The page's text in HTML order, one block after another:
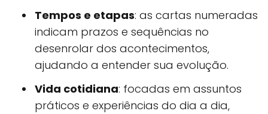
Tempos e etapas: as cartas numeradas
indicam prazos e sequências no
desenrolar dos acontecimentos,
ajudando a entender sua evolução.
Vida cotidiana: focadas em assuntos
práticos e experiências do dia a dia,